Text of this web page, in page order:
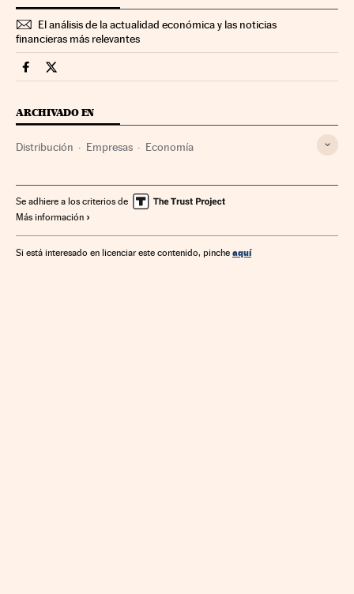
El análisis de la actualidad económica y las noticias
financieras más relevantes
Companias Cinco Días en Facebook
Companias Cinco Días en Twitter
ARCHIVADO EN
Distribución Empresas Economía
Se adhiere a los criterios de
Más información
Si está interesado en licenciar este contenido, pinche aquí